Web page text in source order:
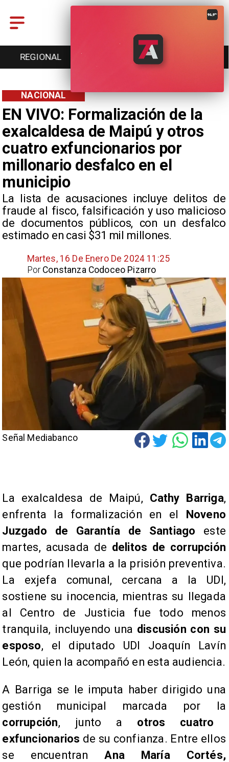
ENTRETENCIÓN
EN VIVO: Formalización de la
exalcaldesa de Maipú y otros
cuatro exfuncionarios por
millonario desfalco en el
municipio
​La lista de acusaciones incluye delitos de
fraude al fisco, falsificación y uso malicioso
de documentos públicos, con un desfalco
estimado en casi $31 mil millones.
NACIONAL
Martes, 16 De Enero De 2024 11:25
Constanza Codoceo Pizarro
Por
Señal Mediabanco
La exalcaldesa de Maipú, Cathy Barriga,
enfrenta la formalización en el Noveno
Juzgado de Garantía de Santiago este
martes, acusada de delitos de corrupción
que podrían llevarla a la prisión preventiva.
La exjefa comunal, cercana a la UDI,
sostiene su inocencia, mientras su llegada
al Centro de Justicia fue todo menos
tranquila, incluyendo una discusión con su
esposo, el diputado UDI Joaquín Lavín
León, quien la acompañó en esta audiencia.
A Barriga se le imputa haber dirigido una
gestión municipal marcada por la
corrupción, junto a otros cuatro
exfuncionarios de su confianza. Entre ellos
se encuentranAna María Cortés,